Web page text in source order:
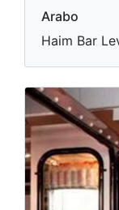
Arabo
Haim Bar